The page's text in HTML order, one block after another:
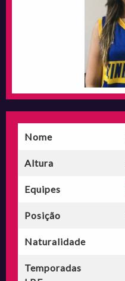
Nome
Altura
Equipes
Posição
Naturalidade
Temporadas